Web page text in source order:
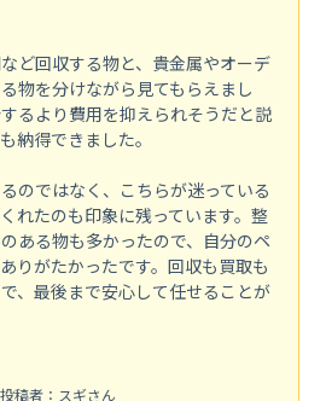
ど回収する物と、貴金属やオーデ
物を分けながら見てもらえまし
るより費用を抑えられそうだと説
納得できました。
のではなく、こちらが迷っている
れたのも印象に残っています。整
ある物も多かったので、自分のペ
りがたかったです。回収も買取も
、最後まで安心して任せることが
投稿者：スギさん